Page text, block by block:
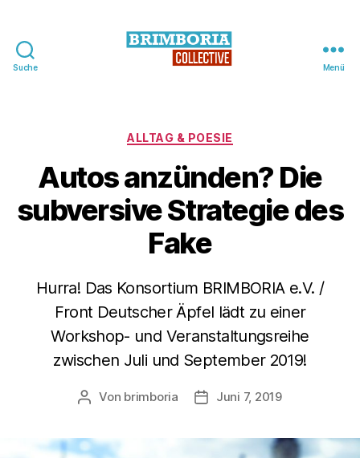
Suche Menü
Kategorien
ALLTAG & POESIE
Autos anzünden? Die
subversive Strategie des
Fake
Hurra! Das Konsortium BRIMBORIA e.V. /
Front Deutscher Äpfel lädt zu einer
Workshop- und Veranstaltungsreihe
zwischen Juli und September 2019!
Beitragsautor
Von brimboria Beitragsdatum
Juni 7, 2019